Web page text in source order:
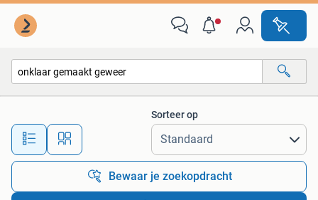
Alle afstanden…
Sorteer op
Bewaar je zoekopdracht